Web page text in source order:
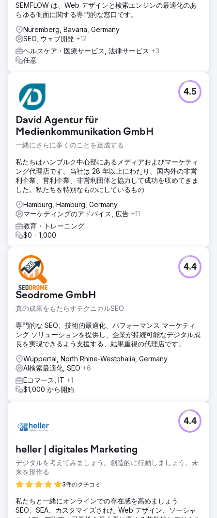
SEMFLOW は、Web デザインと検索エンジンの最適化のあ
らゆる側面に関する専門的な窓口です。
Nuremberg, Bavaria, Germany
SEO, ウェブ開発 +12
ヘルスケア・医療サービス, 法律サービス +3
任意
David Agentur für
Medienkommunikation GmbH
一緒にさらに多くのことを達成する
4.5
私たちはハンブルク中心部にあるメディアおよびマーケティ
ング代理店です。当社は 28 年以上にわたり、国内外の非営
利企業、営利企業、非営利団体と協力して成功を収めてきま
した。私たちを特別なものにしているもの
Hamburg, Hamburg, Germany
マーケティングのアドバイス, 広告 +11
教育・トレーニング
$0 - 1,000
Seodrome GmbH
真の成果をもたらすテクニカルSEO
4.4
専門的な SEO、技術的最適化、パフォーマンス マーケティ
ング ソリューションを提供し、企業が持続可能なデジタル成
長を実現できるよう支援する、結果重視の代理店です。
Wuppertal, North Rhine-Westphalia, Germany
AI検索最適化, SEO +6
Eコマース, IT +1
$1,000 から開始
heller | digitales Marketing
デジタルを考えてみましょう。創造的に行動しましょう。未
来を形作る
3件のクチコミ
4.4
私たちと一緒にオンラインでの存在感を高めましょう:
SEO、SEA、カスタマイズされた Web デザイン、ソーシャ